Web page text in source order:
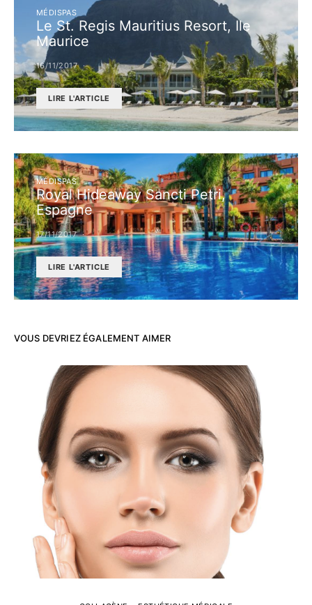
MÉDISPAS
Le St. Regis Mauritius Resort, Ile
Maurice
16/11/2017
LIRE L'ARTICLE
MÉDISPAS
Royal Hideaway Sancti Petri,
Espagne
17/11/2017
LIRE L'ARTICLE
VOUS DEVRIEZ ÉGALEMENT AIMER